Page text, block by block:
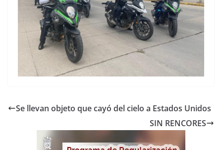
Se llevan objeto que cayó del cielo a Estados Unidos
SIN RENCORES